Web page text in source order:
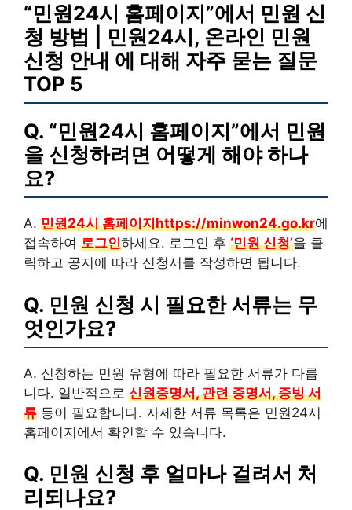
“민원24시 홈페이지”에서 민원 신
청 방법 | 민원24시, 온라인 민원
신청 안내 에 대해 자주 묻는 질문
TOP 5
Q. “민원24시 홈페이지”에서 민원
을 신청하려면 어떻게 해야 하나
요?
A. 민원24시 홈페이지https://minwon24.go.kr에
접속하여 로그인하세요. 로그인 후 ‘민원 신청’을 클
릭하고 공지에 따라 신청서를 작성하면 됩니다.
Q. 민원 신청 시 필요한 서류는 무
엇인가요?
A. 신청하는 민원 유형에 따라 필요한 서류가 다릅
니다. 일반적으로 신원증명서, 관련 증명서, 증빙 서
류 등이 필요합니다. 자세한 서류 목록은 민원24시
홈페이지에서 확인할 수 있습니다.
Q. 민원 신청 후 얼마나 걸려서 처
리되나요?